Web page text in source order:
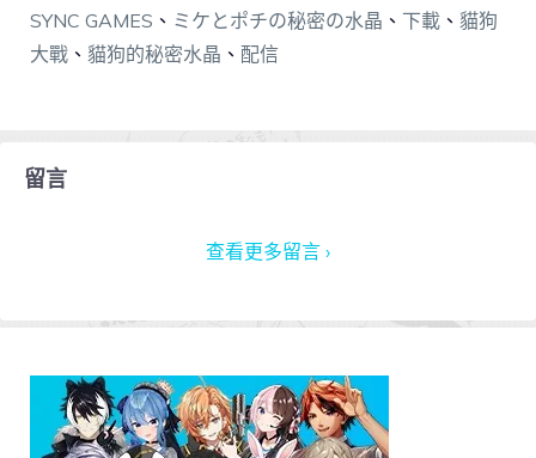
SYNC GAMES 、 ミケとポチの秘密の水晶 、 下載 、 貓狗
大戰 、 貓狗的秘密水晶 、 配信
留言
查看更多留言 ›